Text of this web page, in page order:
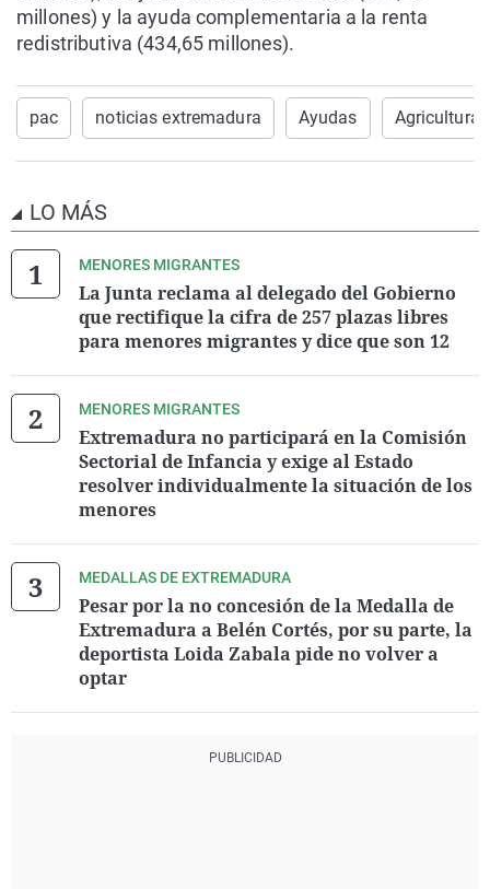
millones) y la ayuda complementaria a la renta
redistributiva (434,65 millones).
pac noticias extremadura Ayudas Agricultura
LO MÁS
MENORES MIGRANTES
La Junta reclama al delegado del Gobierno
que rectifique la cifra de 257 plazas libres
para menores migrantes y dice que son 12
MENORES MIGRANTES
Extremadura no participará en la Comisión
Sectorial de Infancia y exige al Estado
resolver individualmente la situación de los
menores
MEDALLAS DE EXTREMADURA
Pesar por la no concesión de la Medalla de
Extremadura a Belén Cortés, por su parte, la
deportista Loida Zabala pide no volver a
optar